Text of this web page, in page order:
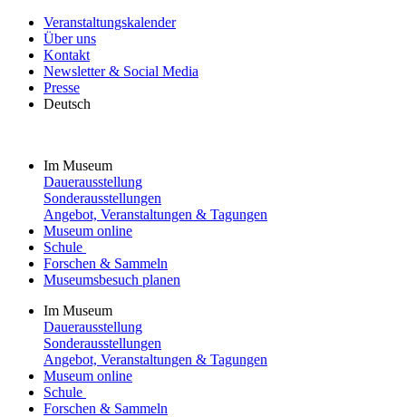
Veranstaltungskalender
Über uns
Kontakt
Newsletter & Social Media
Presse
Deutsch
Im Museum
Dauerausstellung
Sonderausstellungen
Angebot, Veranstaltungen & Tagungen
Museum online
Schule
Forschen & Sammeln
Museumsbesuch planen
Im Museum
Dauerausstellung
Sonderausstellungen
Angebot, Veranstaltungen & Tagungen
Museum online
Schule
Forschen & Sammeln